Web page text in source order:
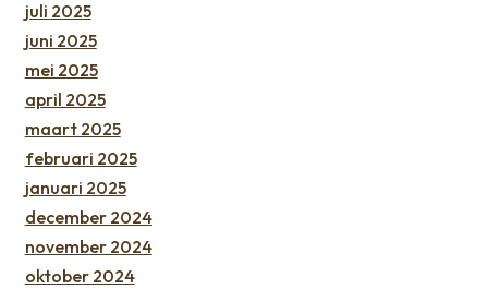
juli 2025
juni 2025
mei 2025
april 2025
maart 2025
februari 2025
januari 2025
december 2024
november 2024
oktober 2024